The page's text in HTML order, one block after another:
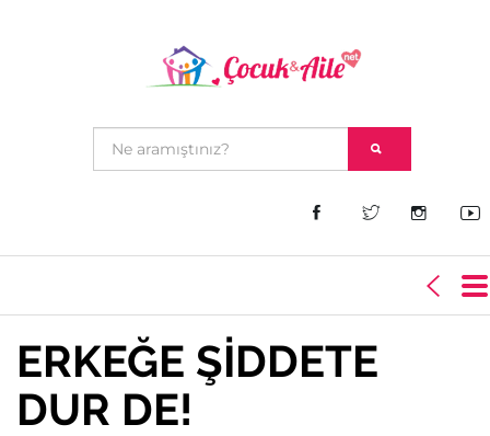
ERKEĞE ŞİDDETE
DUR DE!